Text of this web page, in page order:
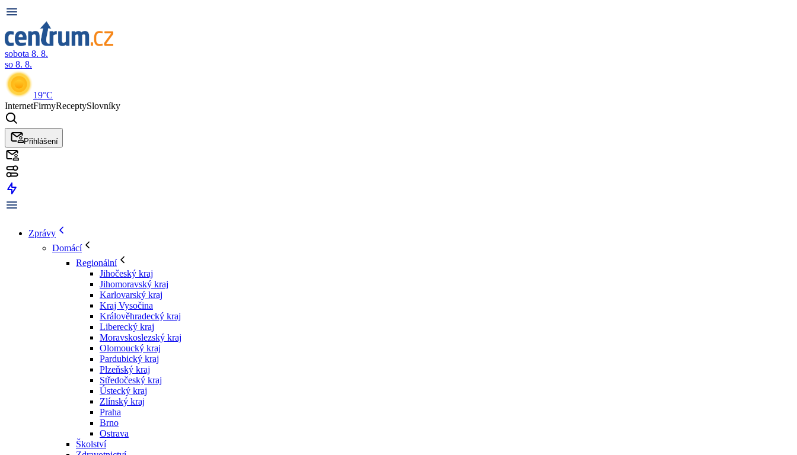
sobota 8. 8.
so 8. 8.
19°C
InternetFirmyReceptySlovníky
Přihlášení
Zprávy
Domácí
Regionální
Jihočeský kraj
Jihomoravský kraj
Karlovarský kraj
Kraj Vysočina
Králověhradecký kraj
Liberecký kraj
Moravskoslezský kraj
Olomoucký kraj
Pardubický kraj
Plzeňský kraj
Středočeský kraj
Ústecký kraj
Zlínský kraj
Praha
Brno
Ostrava
Školství